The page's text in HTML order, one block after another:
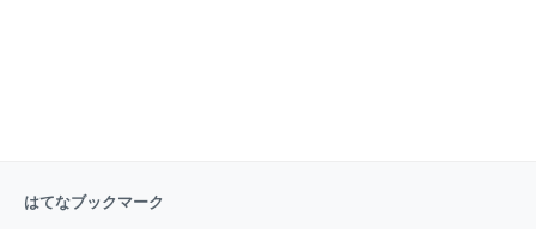
はてなブックマーク